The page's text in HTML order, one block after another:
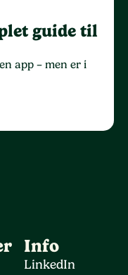
guide til
app – men er i
Info
LinkedIn